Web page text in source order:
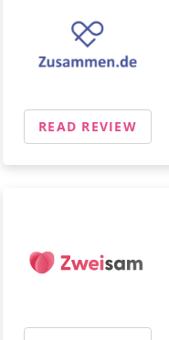
READ REVIEW